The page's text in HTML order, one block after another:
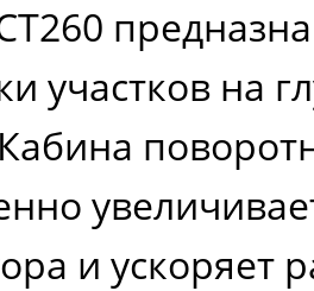
вращения
(об/мин)
участков на
и ускоряет